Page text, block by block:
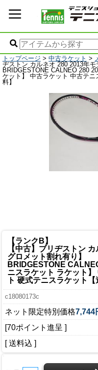
トップページ > 中古ラケット >
ヂストン カルネオ 280 2013年モ
BRIDGESTONE CALNEO 280
ケット】 中古ラケット 中古テ
料】
【ランクB】
【中古】ブリヂストン
グロメット割れ有り】
BRIDGESTONE
ニスラケット ラケット
ト 硬式テニスラケット【
c18080173c
ネット限定特別価格7,744
[70ポイント進呈 ]
[ 送料込 ]